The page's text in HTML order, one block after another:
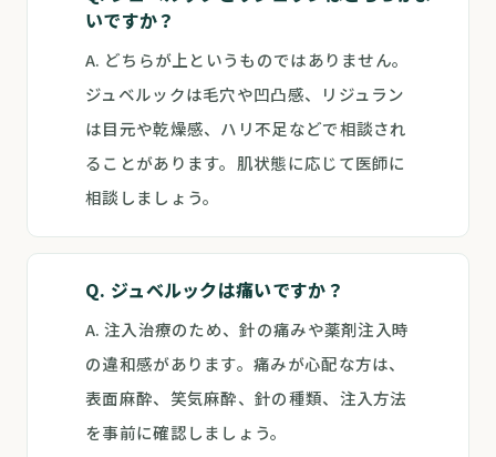
いですか？
A. どちらが上というものではありません。
ジュベルックは毛穴や凹凸感、リジュラン
は目元や乾燥感、ハリ不足などで相談され
ることがあります。肌状態に応じて医師に
相談しましょう。
Q. ジュベルックは痛いですか？
A. 注入治療のため、針の痛みや薬剤注入時
の違和感があります。痛みが心配な方は、
表面麻酔、笑気麻酔、針の種類、注入方法
を事前に確認しましょう。